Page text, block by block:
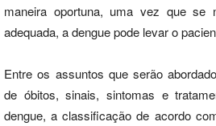
maneira oportuna, uma vez que se
adequada, a dengue pode levar o
Entre os assuntos que serão
de óbitos, sinais, sintomas e
dengue, a classificação de acordo